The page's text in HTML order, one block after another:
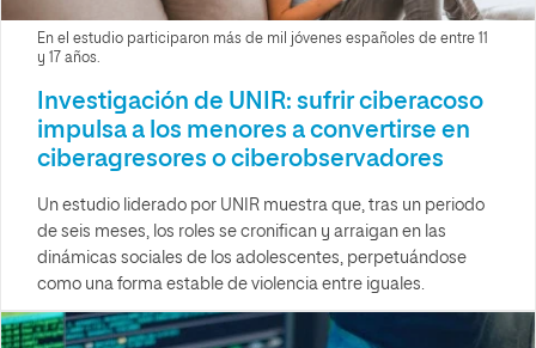
En el estudio participaron más de mil jóvenes españoles de entre 11
y 17 años.
Investigación de UNIR: sufrir ciberacoso
impulsa a los menores a convertirse en
ciberagresores o ciberobservadores
Un estudio liderado por UNIR muestra que, tras un periodo
de seis meses, los roles se cronifican y arraigan en las
dinámicas sociales de los adolescentes, perpetuándose
como una forma estable de violencia entre iguales.